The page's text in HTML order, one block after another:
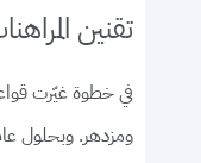
تقنين
ومزدهر. وبحلول عام 2025، لم تعد الرهانات الرياضية الرقمية مجرّد نشاط هامشي، بل تحوّلت إلى تجربة مدعومة رسميًا، وحاضرة في كل مكان. إليك ما